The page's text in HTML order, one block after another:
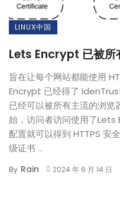
LINUX中国
Lets Encrypt 已被所
旨在让每个网站都能使用
Encrypt 已经得了
已经可以被所有主流的浏
始，访问者访问使用了
配置就可以得到 HTTPS 安
级证书 ...
By Rain 2024 年 6 月 14 日